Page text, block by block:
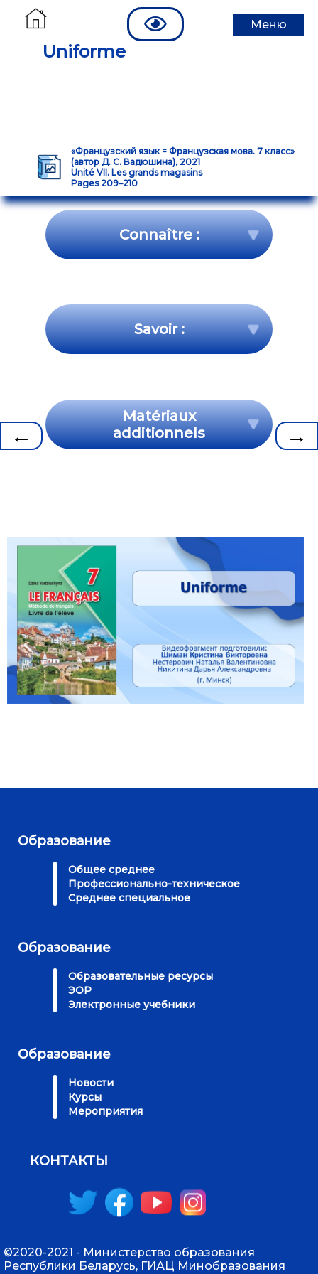
Uniforme
Меню
«Французский язык = Французская мова. 7 класс»
(автор Д. С. Вадюшина), 2021
Unité VII. Les grands magasins
Pages 209–210
← →
Connaître :
Savoir :
Matériaux
additionnels
Образование
Общее среднее
Профессионально-техническое
Среднее специальное
Образование
Образовательные ресурсы
ЭОР
Электронные учебники
Образование
Новости
Курсы
Мероприятия
КОНТАКТЫ
©2020-2021 - Министерство образования
Республики Беларусь, ГИАЦ Минобразования